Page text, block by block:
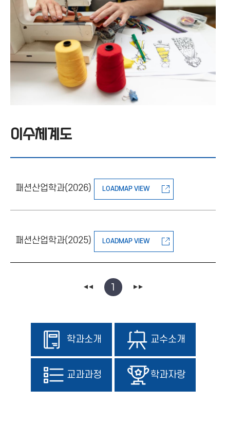
이수체계도
패션산업학과(2026) LOADMAP VIEW
패션산업학과(2025) LOADMAP VIEW
1
학과소개 교수소개
교과과정 학과자랑